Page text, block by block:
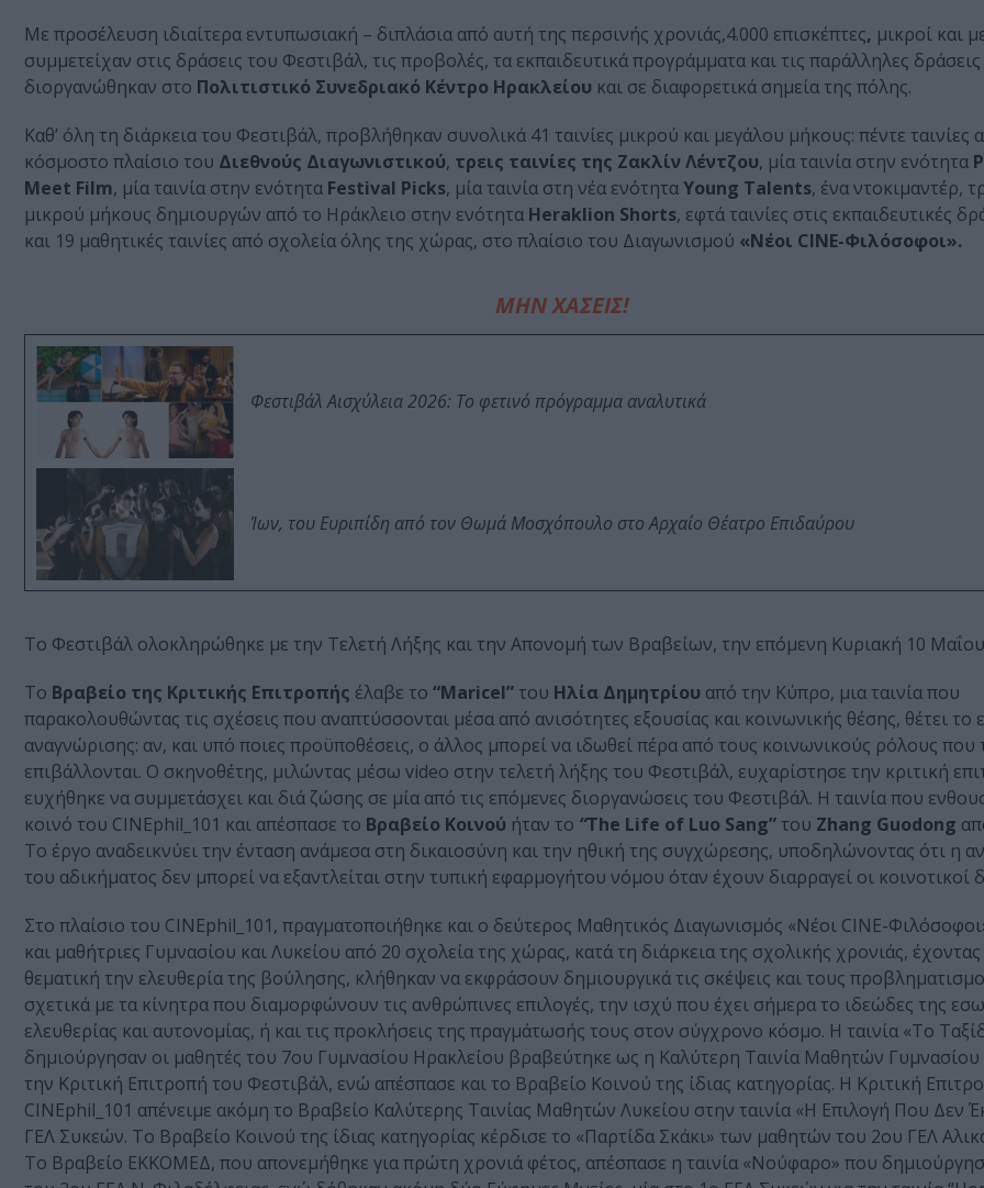
Με προσέλευση ιδιαίτερα εντυπωσιακή – διπλάσια από αυτή της περσινής χρονιάς,4.000 επισκέπτες, μικροί και
συμμετείχαν στις δράσεις του Φεστιβάλ, τις προβολές, τα εκπαιδευτικά προγράμματα και τις παράλληλες
διοργανώθηκαν στο Πολιτιστικό Συνεδριακό Κέντρο Ηρακλείου και σε διαφορετικά σημεία της πόλης.
Καθ’ όλη τη διάρκεια του Φεστιβάλ, προβλήθηκαν συνολικά 41 ταινίες μικρού και μεγάλου μήκους: πέντε ταινίες
κόσμοστο πλαίσιο του Διεθνούς Διαγωνιστικού, τρεις ταινίες της Ζακλίν Λέντζου, μία ταινία στην ενότητα
Meet Film, μία ταινία στην ενότητα Festival Picks, μία ταινία στη νέα ενότηταYoung Talents, ένα ντοκιμαντέρ,
μικρού μήκους δημιουργών από το Ηράκλειο στην ενότητα Heraklion Shorts, εφτά ταινίες στις εκπαιδευτικές
και 19 μαθητικές ταινίες από σχολεία όλης της χώρας, στο πλαίσιο του Διαγωνισμού «Νέοι CINE-Φιλόσοφοι».
ΜΗΝ ΧΑΣΕΙΣ!
Φεστιβάλ Αισχύλεια 2026: Το φετινό πρόγραμμα αναλυτικά
Ίων, του Ευριπίδη από τον Θωμά Μοσχόπουλο στο Αρχαίο Θέατρο Επιδαύρου
Το Φεστιβάλ ολοκληρώθηκε με την Τελετή Λήξης και την Απονομή των Βραβείων, την επόμενη Κυριακή 10
Το Βραβείο της Κριτικής Επιτροπής έλαβε το “Maricel” του Ηλία Δημητρίου από την Κύπρο, μια ταινία που
παρακολουθώντας τις σχέσεις που αναπτύσσονται μέσα από ανισότητες εξουσίας και κοινωνικής θέσης, θέτει το
αναγνώρισης: αν, και υπό ποιες προϋποθέσεις, ο άλλος μπορεί να ιδωθεί πέρα από τους κοινωνικούς ρόλους που
επιβάλλονται. Ο σκηνοθέτης, μιλώντας μέσω video στην τελετή λήξης του Φεστιβάλ, ευχαρίστησε την κριτική
ευχήθηκε να συμμετάσχει και διά ζώσης σε μία από τις επόμενες διοργανώσεις του Φεστιβάλ. Η ταινία που
κοινό του CINEphil_101 και απέσπασε το Βραβείο Κοινού ήταν το “The Life of Luo Sang” του Zhang Guodong
Το έργο αναδεικνύει την ένταση ανάμεσα στη δικαιοσύνη και την ηθική της συγχώρεσης, υποδηλώνοντας ότι η
του αδικήματος δεν μπορεί να εξαντλείται στην τυπική εφαρμογήτου νόμου όταν έχουν διαρραγεί οι κοινοτικοί
Στο πλαίσιο του CINEphil_101, πραγματοποιήθηκε και ο δεύτερος Μαθητικός Διαγωνισμός «Νέοι CINE-
και μαθήτριες Γυμνασίου και Λυκείου από 20 σχολεία της χώρας, κατά τη διάρκεια της σχολικής χρονιάς,
θεματική την ελευθερία της βούλησης, κλήθηκαν να εκφράσουν δημιουργικά τις σκέψεις και τους
σχετικά με τα κίνητρα που διαμορφώνουν τις ανθρώπινες επιλογές, την ισχύ που έχει σήμερα το ιδεώδες της
ελευθερίας και αυτονομίας, ή και τις προκλήσεις της πραγμάτωσής τους στον σύγχρονο κόσμο. Η ταινία «Το
δημιούργησαν οι μαθητές του 7ου Γυμνασίου Ηρακλείου βραβεύτηκε ως η Καλύτερη Ταινία Μαθητών
την Κριτική Επιτροπή του Φεστιβάλ, ενώ απέσπασε και το Βραβείο Κοινού της ίδιας κατηγορίας. Η Κριτική
CINEphil_101 απένειμε ακόμη το Βραβείο Καλύτερης Ταινίας Μαθητών Λυκείου στην ταινία «Η Επιλογή Που Δεν
ΓΕΛ Συκεών. Το Βραβείο Κοινού της ίδιας κατηγορίας κέρδισε το «Παρτίδα Σκάκι» των μαθητών του 2ου ΓΕΛ
Το Βραβείο ΕΚΚΟΜΕΔ, που απονεμήθηκε για πρώτη χρονιά φέτος, απέσπασε η ταινία «Νούφαρο» που